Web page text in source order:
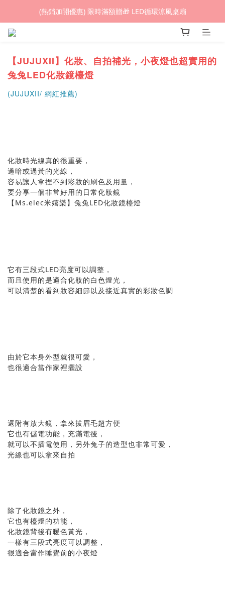
(熱銷加開優惠) 限時滿額贈🎁 LED循環涼風桌扇
(熱銷加開優惠) 限時滿額贈🎁 LED循環涼風桌扇
城鎮韌性(防空)演習期間，網頁載入速度可能延遲。
(熱銷加開優惠) 限時滿額贈🎁 LED循環涼風桌扇
【JUJUXII】化妝、自拍補光，小夜燈也超實用的
兔兔LED化妝鏡檯燈
(JUJUXII/ 網紅推薦)
化妝時光線真的很重要，
過暗或過黃的光線，
容易讓人拿捏不到彩妝的刷色及用量，
要分享一個非常好用的日常化妝鏡
【Ms.elec米嬉樂】兔兔LED化妝鏡檯燈
它有三段式LED亮度可以調整，
而且使用的是適合化妝的白色燈光，
可以清楚的看到妝容細節以及接近真實的彩妝色調
由於它本身外型就很可愛，
也很適合當作家裡擺設
還附有放大鏡，拿來拔眉毛超方便
它也有儲電功能，充滿電後，
就可以不插電使用，另外兔子的造型也非常可愛，
光線也可以拿來自拍
除了化妝鏡之外，
它也有檯燈的功能，
化妝鏡背後有暖色黃光，
一樣有三段式亮度可以調整，
很適合當作睡覺前的小夜燈